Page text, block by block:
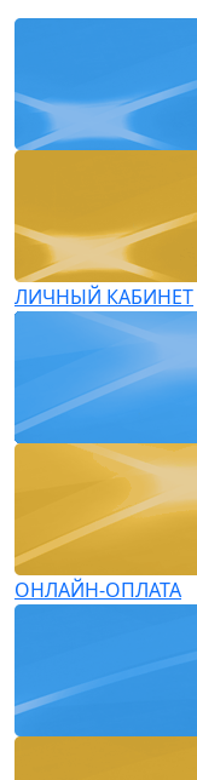
ЛИЧНЫЙ КАБИНЕТ
ОНЛАЙН-ОПЛАТА